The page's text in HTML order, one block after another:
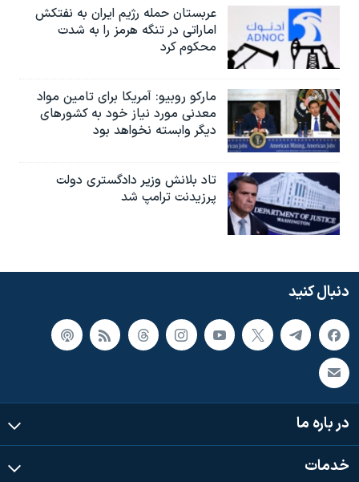
عربستان حمله رژیم ایران به نفتکش
اماراتی در تنگه هرمز را به‌ شدت
محکوم کرد
مارکو روبیو: آمریکا برای تامین مواد
معدنی مورد نیاز خود به کشورهای
دیگر وابسته نخواهد بود
تاد بلانش وزیر دادگستری دولت
پرزیدنت ترامپ شد
دنبال کنید
در باره ما
خدمات